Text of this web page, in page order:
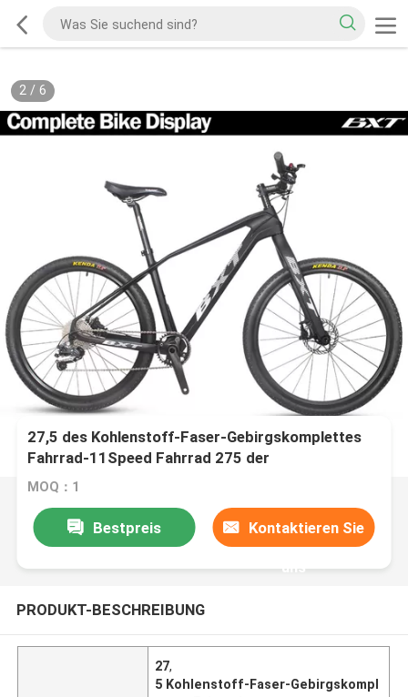
2/ 6
27,5 des Kohlenstoff-Faser-Gebirgskomplettes
Fahrrad-11Speed Fahrrad 275 der
Scheibenbremse-MTB
MOQ：1
Bestpreis Kontaktieren Sie
uns
PRODUKT-BESCHREIBUNG
27,
5 Kohlenstoff-Faser-Gebirgskompl